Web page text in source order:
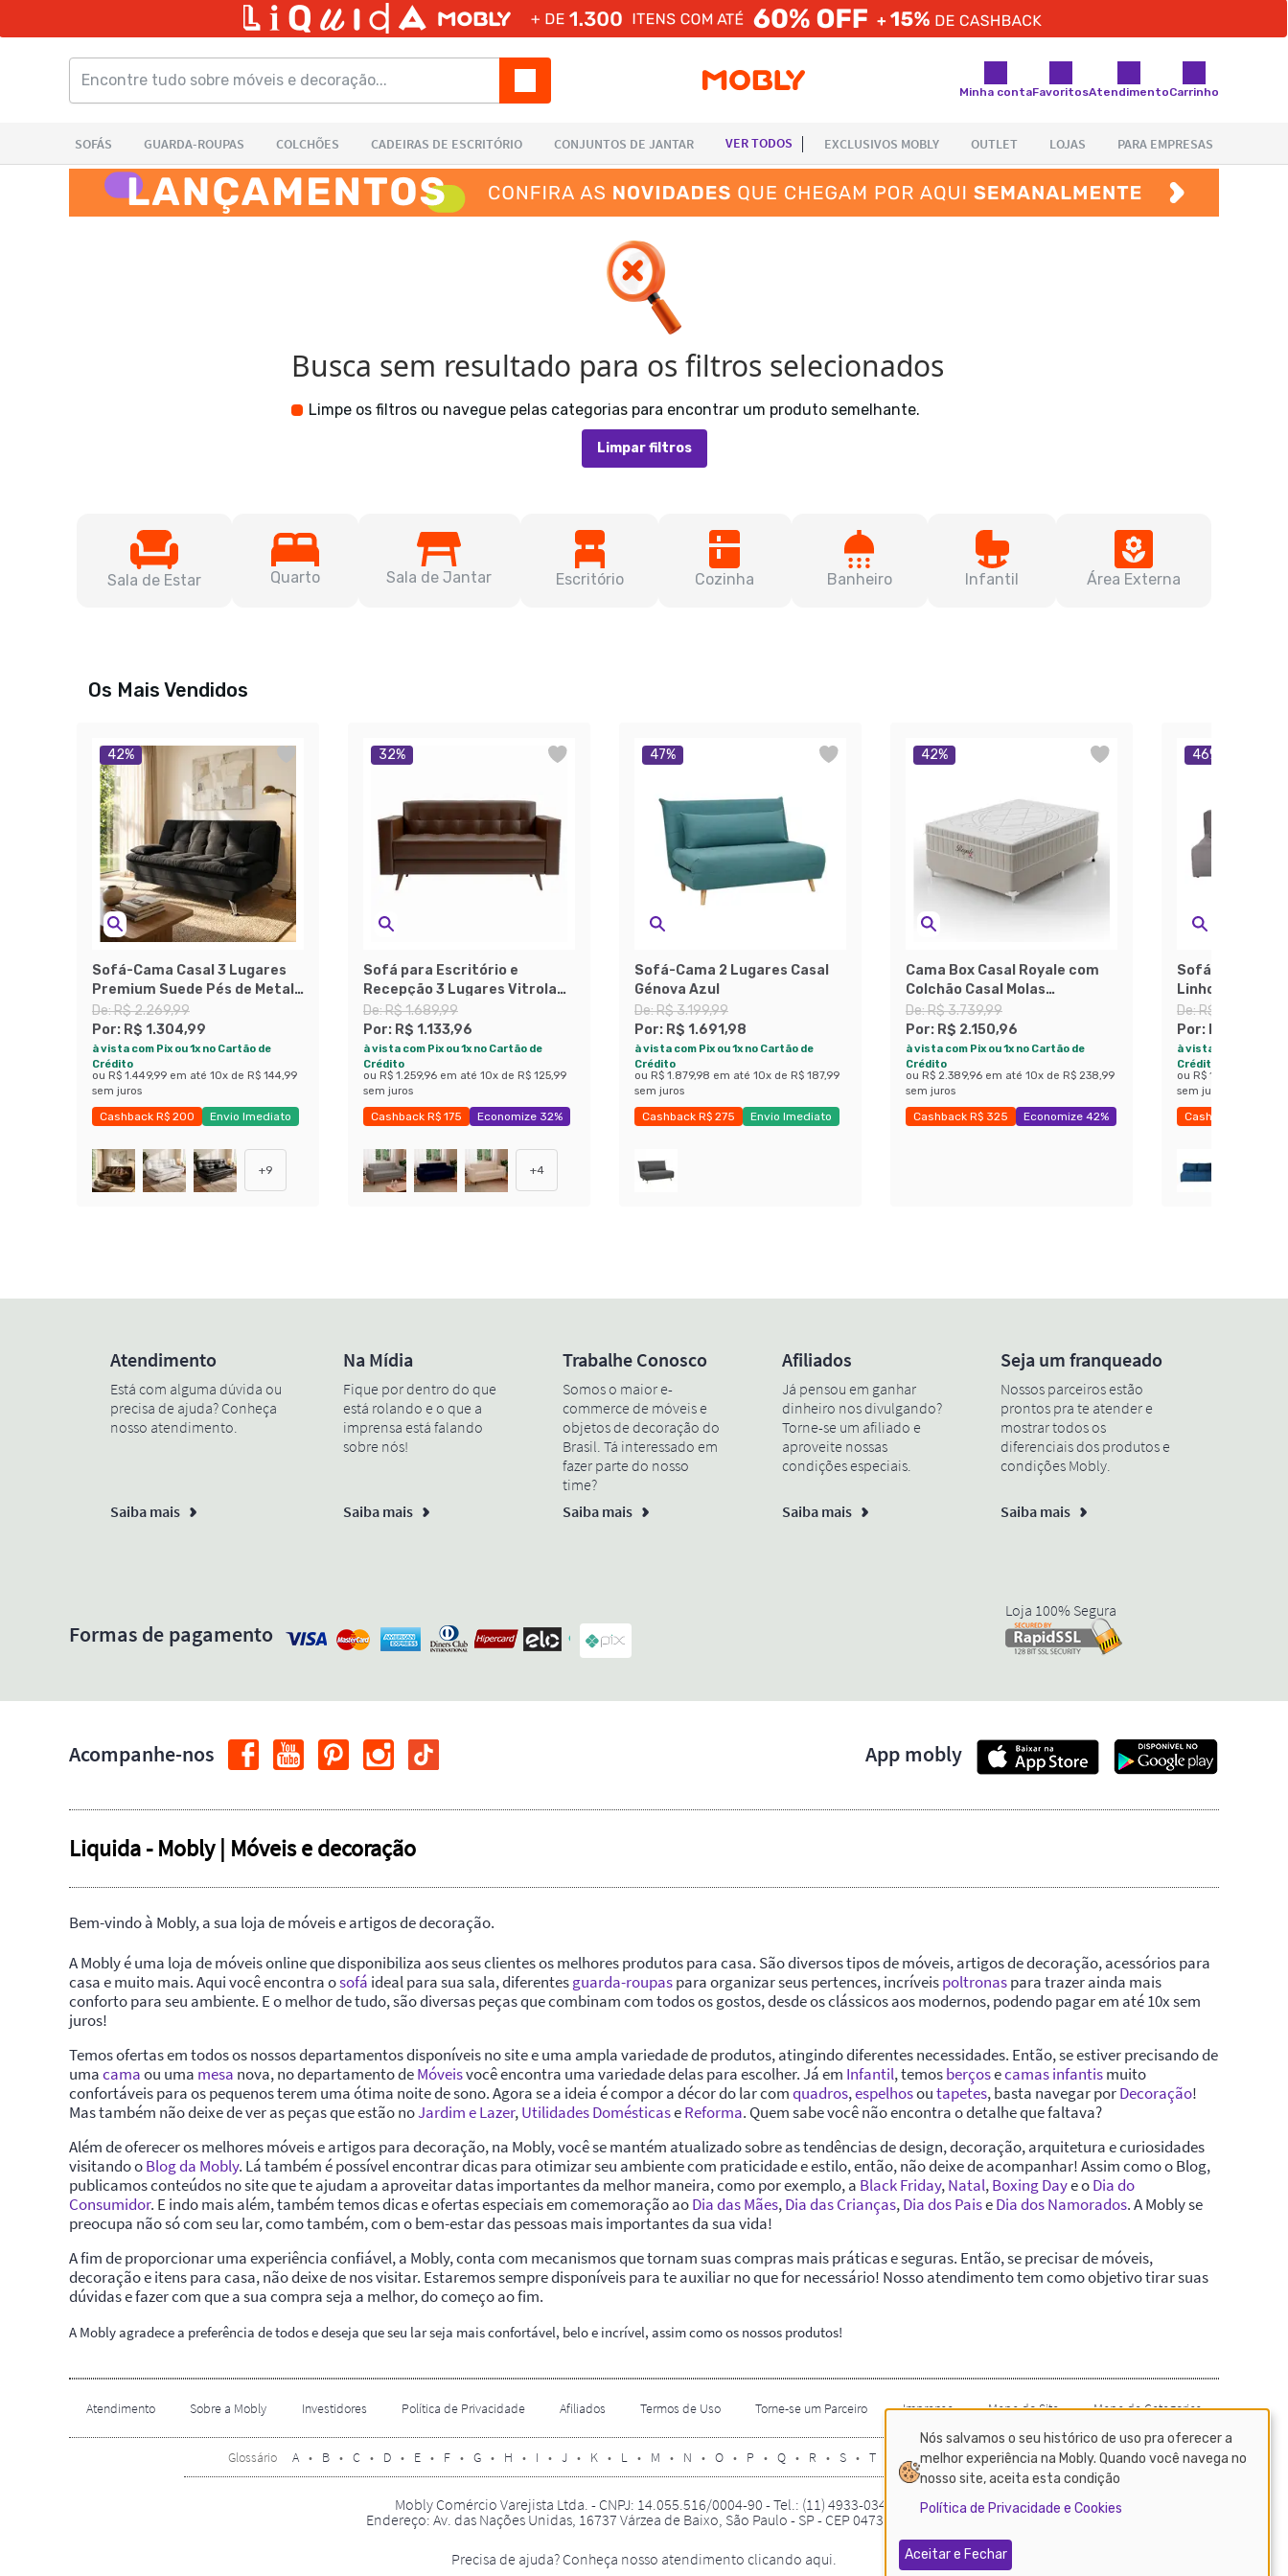
Minha contaFavoritosAtendimentoCarrinho
Busca sem resultado para os filtros selecionados
Limpe os filtros ou navegue pelas categorias para encontrar um produto semelhante.
Limpar filtros
Sala de Estar Quarto Sala de Jantar Escritório Cozinha Banheiro Infantil Área Externa
Os Mais Vendidos
42%
Sofá-Cama Casal 3 Lugares
Premium Suede Pés de Metal
Preto
De:R$ 2.269,99
Por: R$ 1.304,99
à vista com Pix ou 1x no Cartão de
Crédito
ou R$ 1.449,99 em até 10x de R$ 144,99
sem juros
Cashback R$ 200
Envio Imediato
+9
32%
Sofá para Escritório e
Recepção 3 Lugares Vitrola
Revestimento Sintético Café
De:R$ 1.689,99
Por: R$ 1.133,96
à vista com Pix ou 1x no Cartão de
Crédito
ou R$ 1.259,96 em até 10x de R$ 125,99
sem juros
Cashback R$ 175 Economize 32%
+4
47%
Sofá-Cama 2 Lugares Casal
Génova Azul
De:R$ 3.199,99
Por: R$ 1.691,98
à vista com Pix ou 1x no Cartão de
Crédito
ou R$ 1.879,98 em até 10x de R$ 187,99
sem juros
Cashback R$ 275
Envio Imediato
42%
Cama Box Casal Royale com
Colchão Casal Molas
Ensacadas Bege e Branca
De:R$ 3.739,99
Por: R$ 2.150,96
à vista com Pix ou 1x no Cartão de
Crédito
ou R$ 2.389,96 em até 10x de R$ 238,99
sem juros
Cashback R$ 325 Economize 42%
46%
Sofá 3 Lugares
Linho Grafite
De:R$ 3.319,99
Por:
à vista com Pix ou
Crédito
ou R$ 1.974,99
sem juros
Cashback R$ 275
Nós salvamos o seu histórico de uso pra oferecer a
melhor experiência na Mobly. Quando você navega no
nosso site, aceita esta condição
Política de Privacidade e Cookies
Aceitar e Fechar